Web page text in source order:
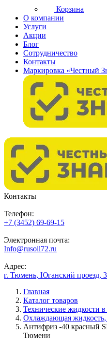
Корзина
О компании
Услуги
Акции
Блог
Сотрудничество
Контакты
Маркировка «Честный
Контакты
Телефон:
+7 (3452) 69-69-15
Электронная почта:
Info@rusoil72.ru
Адрес:
г. Тюмень, Юганский проезд,
Главная
Каталог товаров
Технические жидкости
Охлаждающая
Антифриз -40 красный
Тюмени